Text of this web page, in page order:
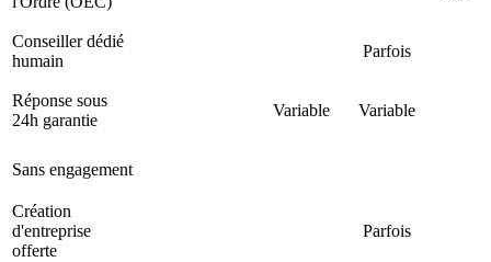
Conseiller dédié
humain
Parfois
Réponse sous
24h garantie
Variable Variable
Sans engagement
Création
d'entreprise
offerte
Parfois